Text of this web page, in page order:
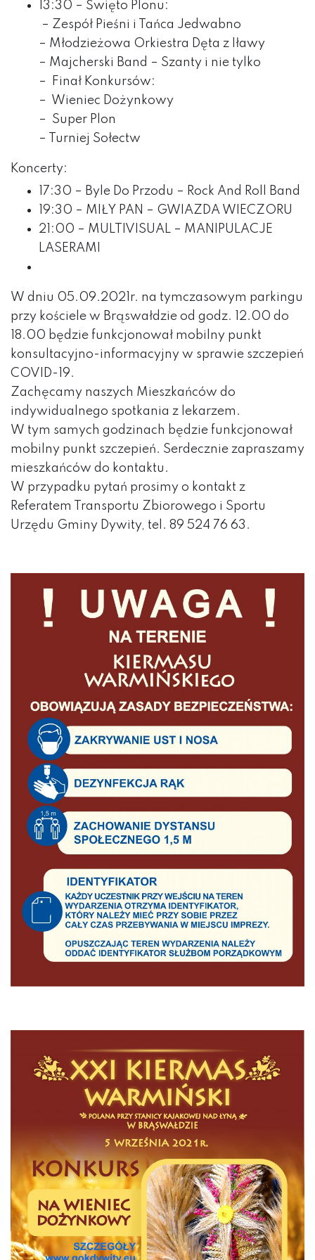
13:30 – Święto Plonu:
– Zespół Pieśni i Tańca Jedwabno
– Młodzieżowa Orkiestra Dęta z Iławy
– Majcherski Band – Szanty i nie tylko
–
Finał Konkursów:
– Wieniec Dożynkowy
–
Super Plon
–
Turniej Sołectw
Koncerty:
17:30 – Byle Do Przodu – Rock And Roll Band
19:30 – MIŁY PAN – GWIAZDA WIECZORU
21:00 – MULTIVISUAL – MANIPULACJE
LASERAMI
W dniu 05.09.2021r. na tymczasowym parkingu
przy kościele w Brąswałdzie od godz. 12.00 do
18.00 będzie funkcjonował mobilny punkt
konsultacyjno-informacyjny w sprawie szczepień
COVID-19.
Zachęcamy naszych Mieszkańców do
indywidualnego spotkania z lekarzem.
W tym samych godzinach będzie funkcjonował
mobilny punkt szczepień. Serdecznie zapraszamy
mieszkańców do kontaktu.
W przypadku pytań prosimy o kontakt z
Referatem Transportu Zbiorowego i Sportu
Urzędu Gminy Dywity, tel. 89 524 76 63.